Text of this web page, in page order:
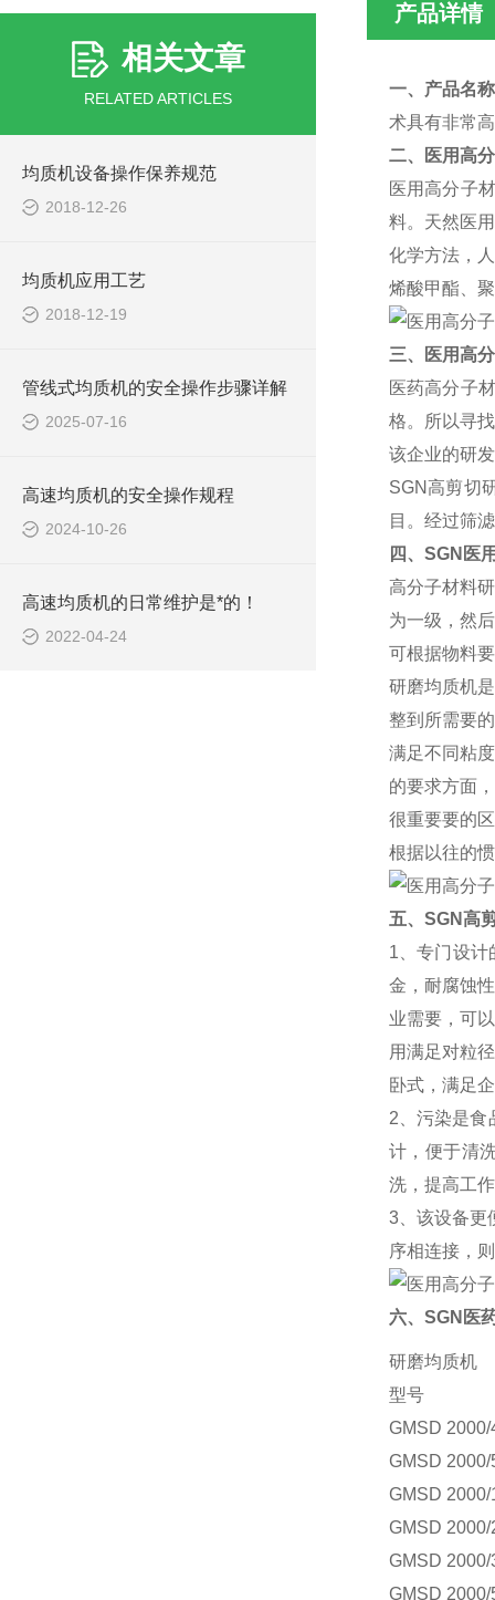
相关文章
RELATED ARTICLES
均质机设备操作保养规范
2018-12-26
均质机应用工艺
2018-12-19
管线式均质机的安全操作步骤详解
2025-07-16
高速均质机的安全操作规程
2024-10-26
高速均质机的日常维护是*的！
2022-04-24
产品详情
一、产品名
术具有非常
二、医用高
医用高分子
料。天然医
化学方法，
烯酸甲酯、
三、医用高
医药高分子
格。所以寻
该企业的研
SGN高剪切
目。经过筛
四、SGN医
高分子材料
为一级，然
可根据物料
研磨均质机
整到所需要
满足不同粘
的要求方面
很重要要的
根据以往的
五、SGN高
1、专门设计
金，耐腐蚀
业需要，可
用满足对粒
卧式，满足
2、污染是食
计，便于清
洗，提高工
3、该设备更
序相连接，
六、SGN医
研磨均质机
型号
GMSD 2000/
GMSD 2000/
GMSD 2000/
GMSD 2000/
GMSD 2000/
GMSD 2000/